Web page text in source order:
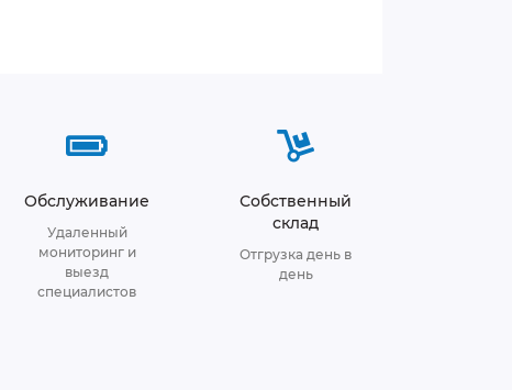
Обслуживание
Удаленный
мониторинг и
выезд
специалистов
Собственный
склад
Отгрузка день в
день